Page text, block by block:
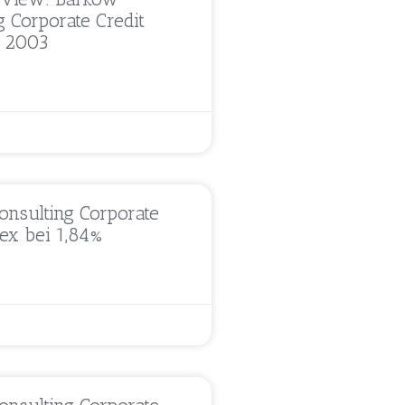
Corporate Credit
2003
Corporate
bei 1,84%